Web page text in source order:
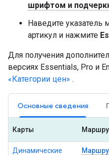
шрифтом и
Наведите
артикул и нажмите
Для получения
версиях Essentials, Pro и
«Категории цен» .
Основные сведения
Карты
Динамические